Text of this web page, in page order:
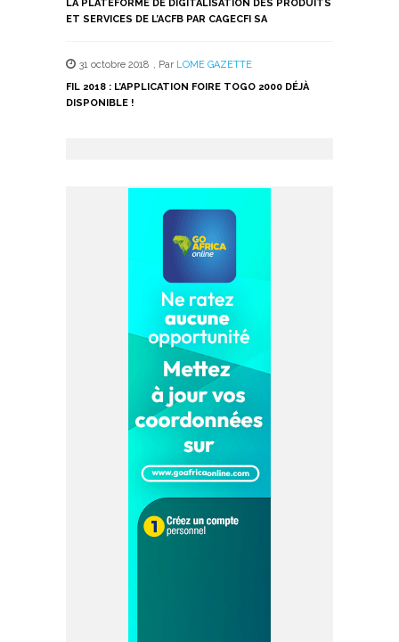
LA PLATEFORME DE DIGITALISATION DES PRODUITS
ET SERVICES DE L’ACFB PAR CAGECFI SA
31 octobre 2018 , Par LOME GAZETTE
FIL 2018 : L’APPLICATION FOIRE TOGO 2000 DÉJÀ
DISPONIBLE !